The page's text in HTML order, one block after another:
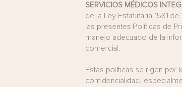
SERVICIOS MÉDICOS
de la Ley Estatutaria 1581
las presentes Políticas de
manejo adecuado de la
comercial.
Estas políticas se rigen por
confidencialidad,